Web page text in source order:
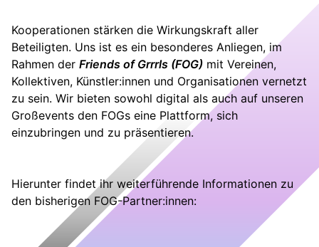
Kooperationen stärken die Wirkungskraft aller
Beteiligten. Uns ist es ein besonderes Anliegen, im
Rahmen der Friends of Grrrls (FOG) mit Vereinen,
Kollektiven, Künstler:innen und Organisationen vernetzt
zu sein. Wir bieten sowohl digital als auch auf unseren
Großevents den FOGs eine Plattform, sich
einzubringen und zu präsentieren.
Hierunter findet ihr weiterführende Informationen zu
den bisherigen FOG-Partner:innen: